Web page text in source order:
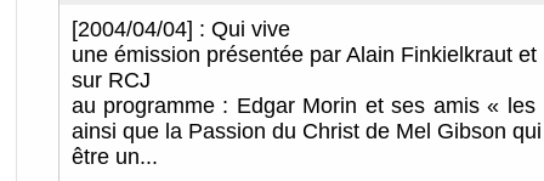
[2004/04/04] : Qui vive
une émission présentée par Alain Finkielkraut et
sur RCJ
au programme : Edgar Morin et ses amis «
ainsi que la Passion du Christ de Mel Gibson
être un...